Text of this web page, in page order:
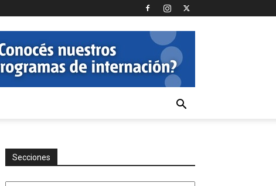
Secciones
Secciones